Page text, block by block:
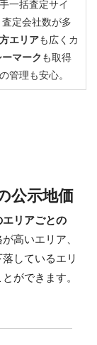
公示地価
エリアごとの
高いエリア、
しているエリ
ができます。